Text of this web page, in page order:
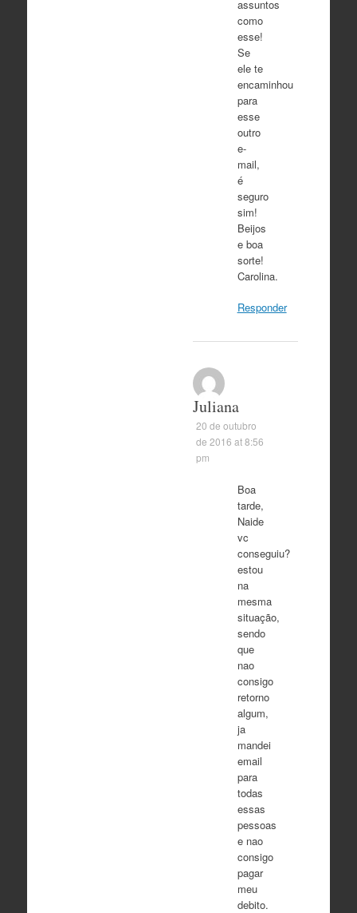
assuntos
como
esse!
Se
ele te
encaminhou
para
esse
outro
e-
mail,
é
seguro
sim!
Beijos
e boa
sorte!
Carolina.
Responder
Juliana
20 de outubro
de 2016 at 8:56
pm
Boa
tarde,
Naide
vc
conseguiu?
estou
na
mesma
situação,
sendo
que
nao
consigo
retorno
algum,
ja
mandei
email
para
todas
essas
pessoas
e nao
consigo
pagar
meu
debito.